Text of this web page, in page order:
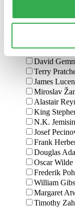
Peter F.
Roger
František
James
Stephen
David
Terry
James
Miroslav
Alastair
King
N.K.
Josef
Frank
Douglas
Oscar
Frederik
William
Margaret
Timothy